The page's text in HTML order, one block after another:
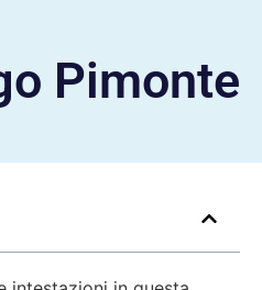
Pimonte